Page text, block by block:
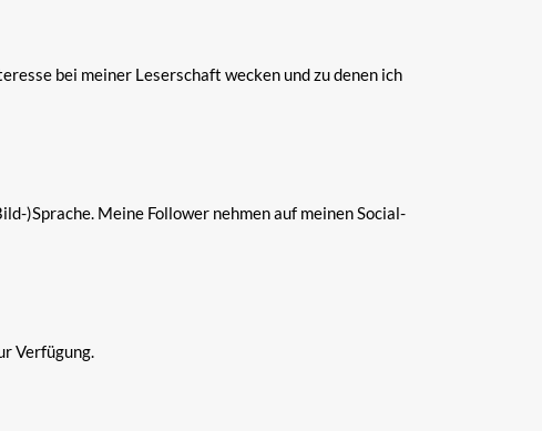
bei meiner Leserschaft wecken und zu denen ich
)Sprache. Meine Follower nehmen auf meinen Social-
Verfügung.